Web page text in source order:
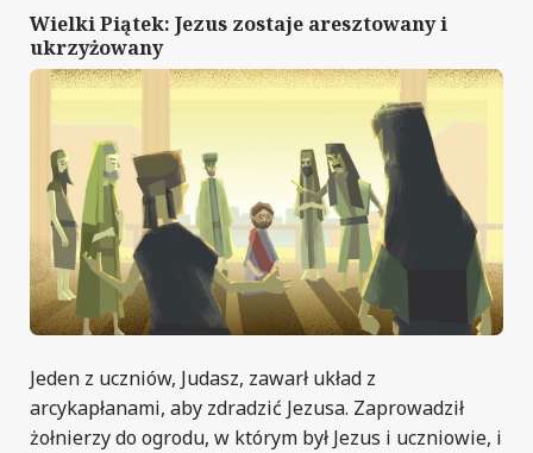
Wielki Piątek: Jezus zostaje aresztowany i
ukrzyżowany
Jeden z uczniów, Judasz, zawarł układ z
arcykapłanami, aby zdradzić Jezusa. Zaprowadził
żołnierzy do ogrodu, w którym był Jezus i uczniowie, i